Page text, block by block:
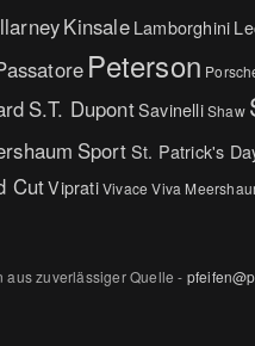
KinsaleLamborghini
Peterson
S.T. DupontSavinelliShaw
SportSt. Patrick's
CutVipratiVivace Viva
aus zuverlässiger Quelle -